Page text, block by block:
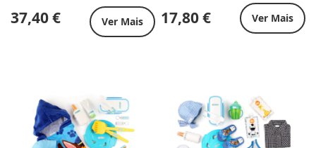
37,40 € Ver Mais 17,80 € Ver Mais